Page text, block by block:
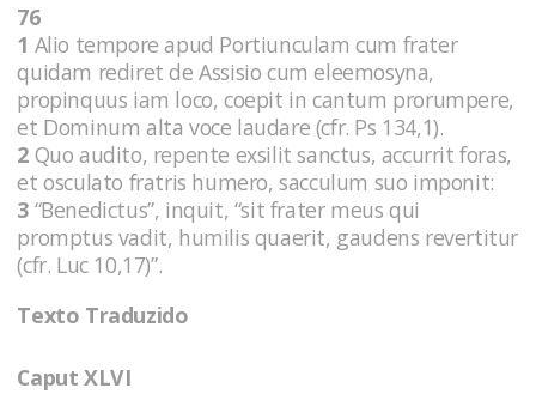
76
1 Alio tempore apud Portiunculam cum frater
quidam rediret de Assisio cum eleemosyna,
propinquus iam loco, coepit in cantum prorumpere,
et Dominum alta voce laudare (cfr. Ps 134,1).
2 Quo audito, repente exsilit sanctus, accurrit foras,
et osculato fratris humero, sacculum suo imponit:
3 “Benedictus”, inquit, “sit frater meus qui
promptus vadit, humilis quaerit, gaudens revertitur
(cfr. Luc 10,17)”.
Texto Traduzido
Caput XLVI